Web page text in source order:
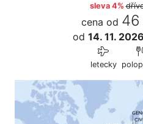
sleva 4%
cena od 46
od 14. 11. 2026
letecky